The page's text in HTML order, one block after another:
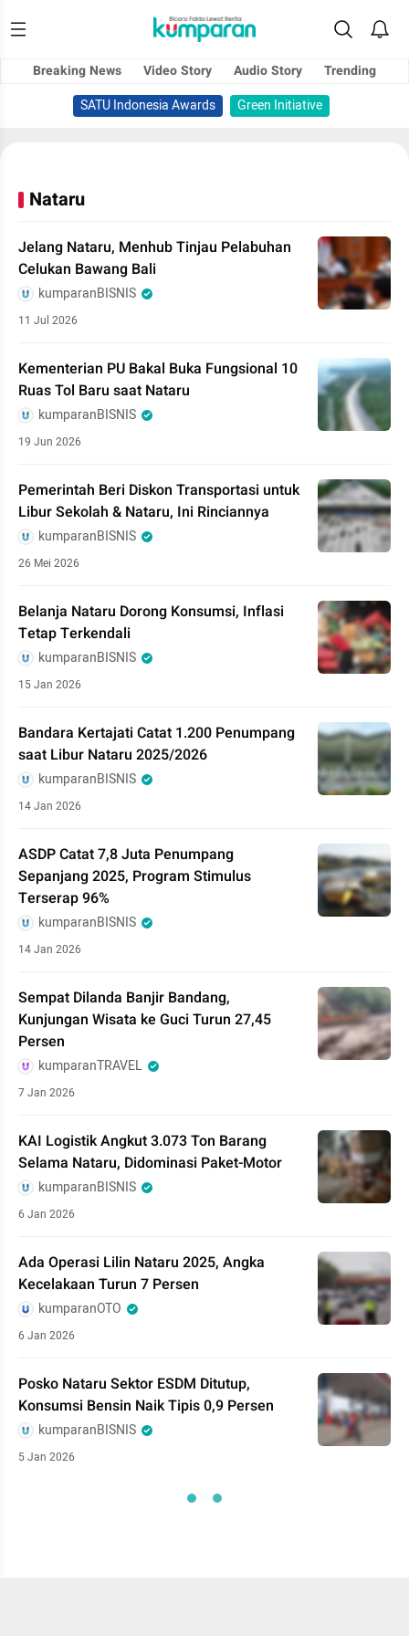
Breaking News Video Story Audio Story
Trending
SATU Indonesia Awards
Green Initiative
Nataru
Jelang Nataru, Menhub Tinjau Pelabuhan
Celukan Bawang Bali
kumparanBISNIS
11 Jul 2026
Kementerian PU Bakal Buka Fungsional 10
Ruas Tol Baru saat Nataru
kumparanBISNIS
19 Jun 2026
Pemerintah Beri Diskon Transportasi untuk
Libur Sekolah & Nataru, Ini Rinciannya
kumparanBISNIS
26 Mei 2026
Belanja Nataru Dorong Konsumsi, Inflasi
Tetap Terkendali
kumparanBISNIS
15 Jan 2026
Bandara Kertajati Catat 1.200 Penumpang
saat Libur Nataru 2025/2026
kumparanBISNIS
14 Jan 2026
ASDP Catat 7,8 Juta Penumpang
Sepanjang 2025, Program Stimulus
Terserap 96%
kumparanBISNIS
14 Jan 2026
Sempat Dilanda Banjir Bandang,
Kunjungan Wisata ke Guci Turun 27,45
Persen
kumparanTRAVEL
7 Jan 2026
KAI Logistik Angkut 3.073 Ton Barang
Selama Nataru, Didominasi Paket-Motor
kumparanBISNIS
6 Jan 2026
Ada Operasi Lilin Nataru 2025, Angka
Kecelakaan Turun 7 Persen
kumparanOTO
6 Jan 2026
Posko Nataru Sektor ESDM Ditutup,
Konsumsi Bensin Naik Tipis 0,9 Persen
kumparanBISNIS
5 Jan 2026